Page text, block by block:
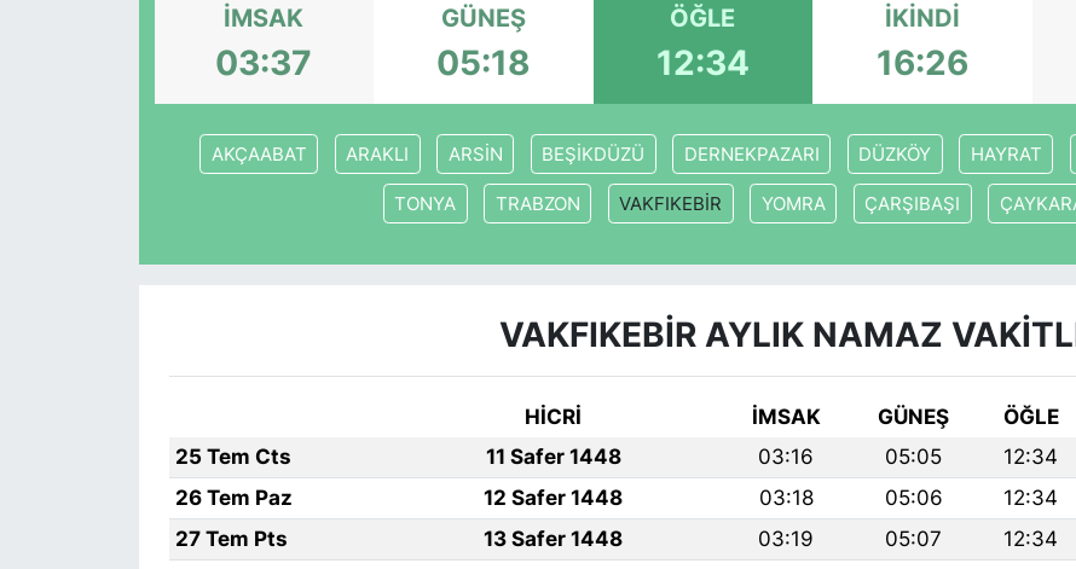
İMSAK
03:37
GÜNEŞ
05:18
ÖĞLE
12:34
İKINDI
16:26
AKÇAABAT ARAKLI ARSİN BEŞİKDÜZÜ DERNEKPAZARI DÜZKÖY HAYRAT
TONYA TRABZON VAKFIKEBİR YOMRA ÇARŞIBAŞI
VAKFIKEBİR AYLIK NAMAZ
HİCRİ İMSAK GÜNEŞ ÖĞLE
25 Tem Cts
11 Safer 1448 03:16 05:05 12:34
26 Tem Paz
12 Safer 1448 03:18 05:06 12:34
27 Tem Pts
13 Safer 1448 03:19 05:07 12:34
KÖŞE YAZILARI
KÖŞE YAZILARI (Arşiv)
KÜLTÜR SANAT
SARIYER İMAR BARIŞI